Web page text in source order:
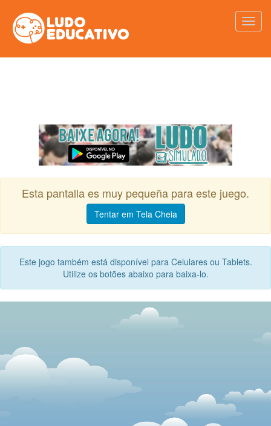
Esta pantalla es muy pequeña para este juego.
Tentar em Tela Cheia
Este jogo também está disponível para Celulares ou Tablets.
Utilize os botões abaixo para baixa-lo.